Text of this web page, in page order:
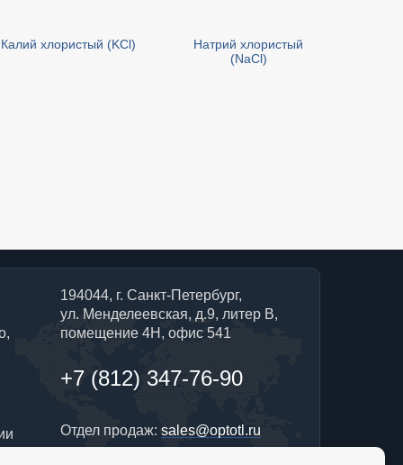
Калий хлористый (KCl)
Натрий хлористый
(NaCl)
194044, г. Санкт-Петербург,
ул. Менделеевская, д.9, литер В,
помещение 4Н, офис 541
+7 (812) 347-76-90
Отдел продаж: sales@optotl.ru